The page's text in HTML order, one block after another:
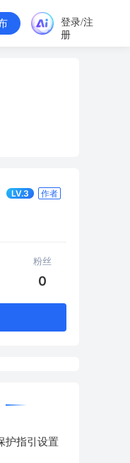
登录/注
册
LV.3 作者
粉丝
0
护指引设置